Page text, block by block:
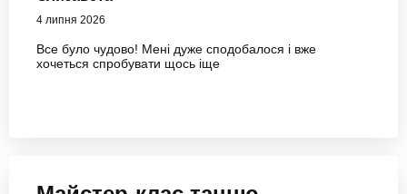
4 липня 2026
Все було чудово! Мені дуже сподобалося і вже
хочеться спробувати щось іще